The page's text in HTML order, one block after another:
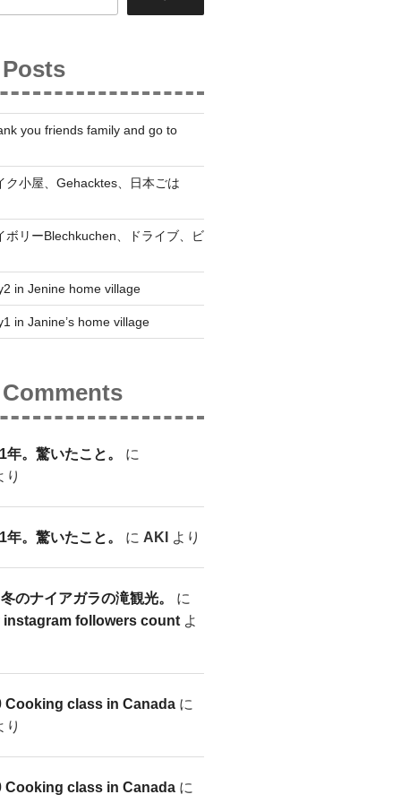
you friends family and go to
ク小屋、Gehacktes、日本ごは
ボリーBlechkuchen、ドライブ、ビ
in Jenine home village
in Janine’s home village
年。驚いたこと。
に
年。驚いたこと。 に AKI より
のナイアガラの滝観光。
に
instagram followers countよ
Cooking class in Canadaに
Cooking class in Canadaに